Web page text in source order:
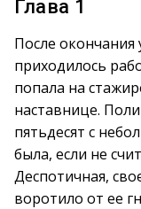
Глава 1
После окончания
приходилось
попала на
наставнице.
пятьдесят с
была, если не
Деспотичная,
воротило от ее